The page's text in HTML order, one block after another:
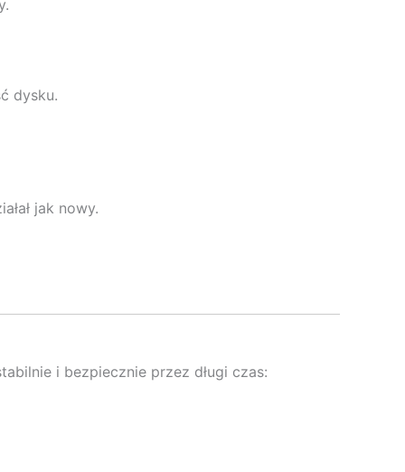
dysku.
jak nowy.
i bezpiecznie przez długi czas: